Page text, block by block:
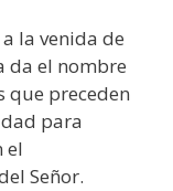
la venida de
da el nombre
que preceden
para
el
Señor.